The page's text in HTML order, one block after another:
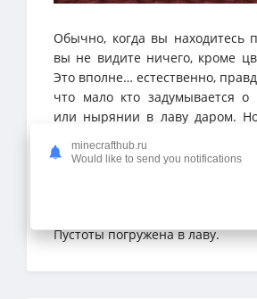
Обычно, когда вы находитесь
вы не видите ничего, кроме
Это вполне… естественно,
что мало кто задумывается о
или нырянии в лаву даром.
полезной. Это может помочь
полезным в Пустоте, когда
Пустоты погружена в лаву.
minecrafthub.ru
Would like to send you notifications